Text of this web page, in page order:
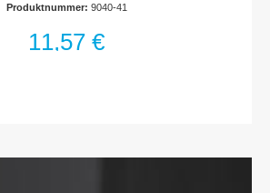
PF 28Abmessungen / Länge: 187 mm
Produktnummer: 9040-41
11,57 €